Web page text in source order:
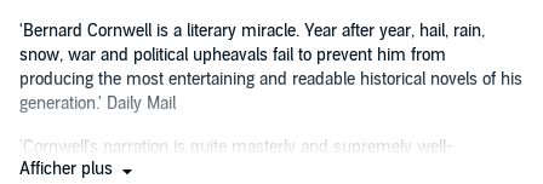
'Bernard Cornwell is a literary miracle. Year after year, hail, rain,
snow, war and political upheavals fail to prevent him from
producing the most entertaining and readable historical novels of his
generation.' Daily Mail
'Cornwell's narration is quite masterly and supremely well-
researched.' Observer
Afficher plus